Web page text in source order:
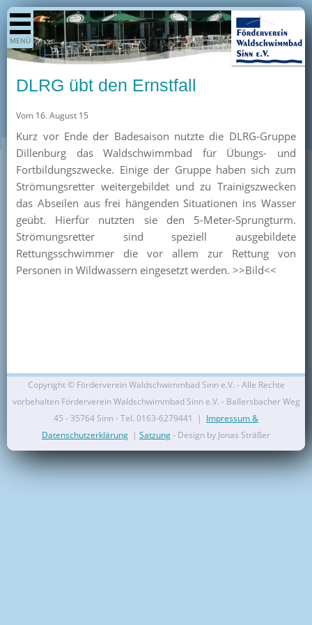
MENÜ
Shop
Aktuelles
Termine
Berichte
Bilder
/ Preise
Kurse
Unterstützer
Über uns
DLRG übt den Ernstfall
Vom 16. August 15
Kurz vor Ende der Badesaison nutzte die DLRG-Gruppe
Dillenburg das Waldschwimmbad für Übungs- und
Fortbildungszwecke. Einige der Gruppe haben sich zum
Strömungsretter weitergebildet und zu Trainigszwecken
das Abseilen aus frei hängenden Situationen ins Wasser
geübt. Hierfür nutzten sie den 5-Meter-Sprungturm.
Strömungsretter sind speziell ausgebildete
Rettungsschwimmer die vor allem zur Rettung von
Personen in Wildwassern eingesetzt werden. >>Bild<<
Copyright © Förderverein Waldschwimmbad Sinn e.V. - Alle Rechte
vorbehalten Förderverein Waldschwimmbad Sinn e.V. - Ballersbacher Weg
45 - 35764 Sinn - Tel. 0163-6279441 | Impressum &
Datenschutzerklärung | Satzung- Design by Jonas Sträßer